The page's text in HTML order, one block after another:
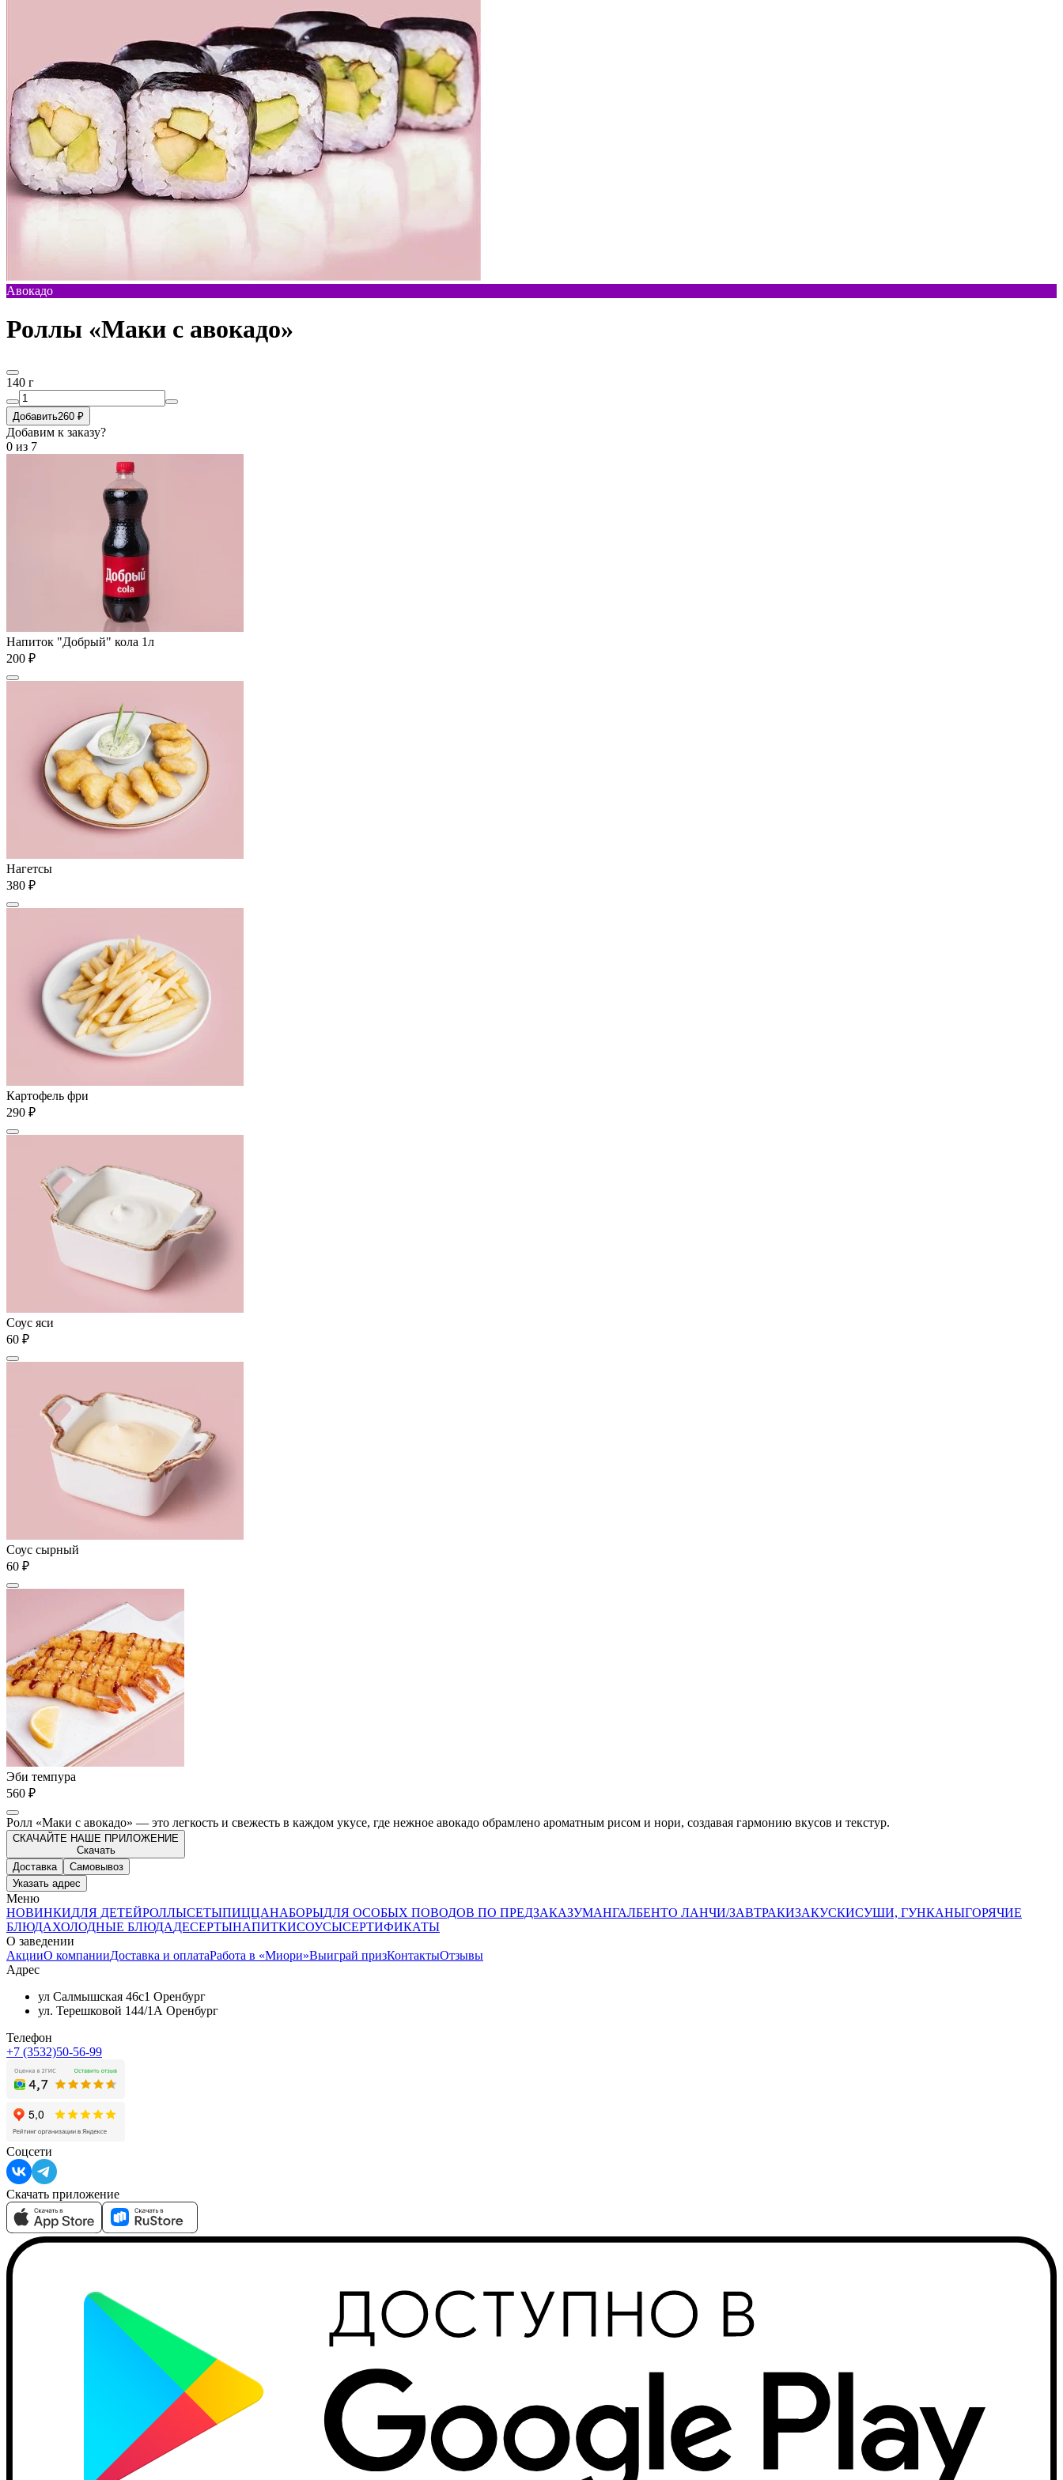
Авокадо
Роллы «Маки с авокадо»
140 г
Добавить260 ₽
Добавим к заказу?
0 из 7
Напиток "Добрый" кола 1л
200 ₽
Нагетсы
380 ₽
Картофель фри
290 ₽
Соус яси
60 ₽
Соус сырный
60 ₽
Эби темпура
560 ₽
Ролл «Маки с авокадо» — это легкость и свежесть в каждом укусе, где нежное авокадо обрамлено ароматным рисом и нори, создавая гармонию вкусов и текстур.
СКАЧАЙТЕ НАШЕ ПРИЛОЖЕНИЕ
Скачать
Доставка
Самовывоз
Указать адрес
Меню
НОВИНКИДЛЯ ДЕТЕЙРОЛЛЫСЕТЫПИЦЦАНАБОРЫДЛЯ ОСОБЫХ ПОВОДОВ ПО ПРЕДЗАКАЗУМАНГАЛБЕНТО ЛАНЧИ/ЗАВТРАКИЗАКУСКИСУШИ, ГУНКАНЫГОРЯЧИЕ
БЛЮДАХОЛОДНЫЕ БЛЮДАДЕСЕРТЫНАПИТКИСОУСЫСЕРТИФИКАТЫ
О заведении
АкцииО компанииДоставка и оплатаРабота в «Миори»Выиграй призКонтактыОтзывы
Адрес
ул Салмышская 46с1 Оренбург
ул. Терешковой 144/1А Оренбург
Телефон
+7 (3532)50-56-99
Соцсети
Скачать приложение